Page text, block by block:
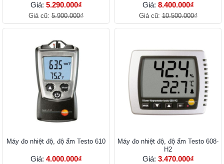
Giá: 5.290.000₫
Giá cũ: 5.900.000₫
Giá: 8.400.000₫
Giá cũ:10.500.000₫
Máy đo nhiệt độ, độ ẩm Testo 610
Giá: 4.000.000₫
Máy đo nhiệt độ, độ ẩm Testo 608-
H2
Giá: 3.470.000₫